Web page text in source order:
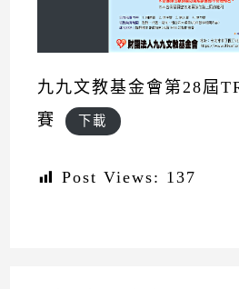
九九文教基金會第28屆
賽
下載
Post Views: 137